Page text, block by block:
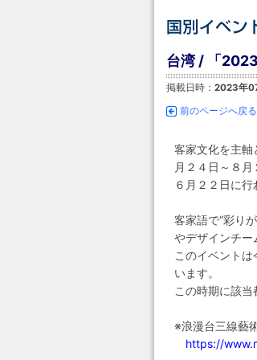
台湾 / 「
掲載日時： 2023年
前のページへ戻る
客家文化を主軸
月２４日～８
６月２２日に
客家語で“彩り
やデザインチー
このイベント
います。
この時期に該当
※浪漫台三線藝
https://